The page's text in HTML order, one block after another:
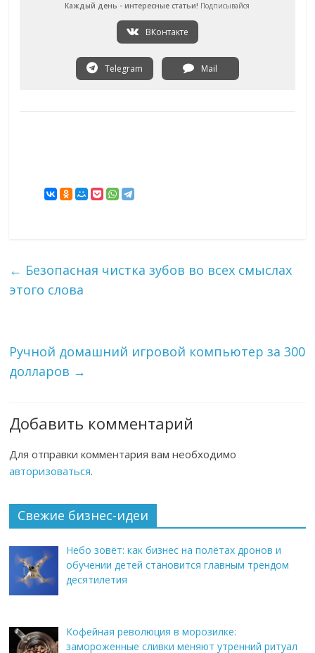
Каждый день - интересные статьи! Подписывайся
ВКонтакте
Telegram Mail
← Безопасная чистка зубов во всех смыслах
этого слова
Ручной домашний игровой компьютер за 300
долларов →
Добавить комментарий
Для отправки комментария вам необходимо
авторизоваться.
Свежие бизнес-идеи
Небо зовёт: как бизнес на полётах дронов и
обучении детей становится главным трендом
десятилетия
Кофейная революция в морозилке:
замороженные сливки меняют утренний ритуал